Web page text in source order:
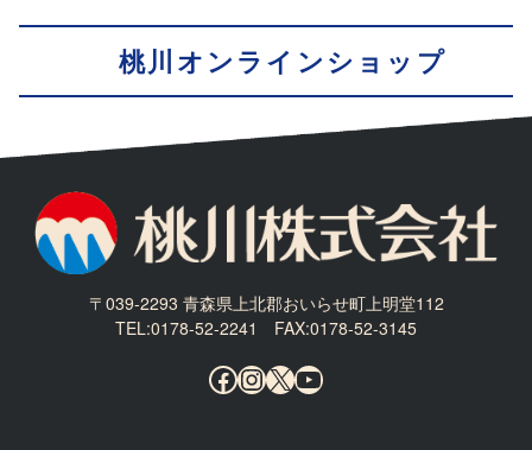
桃川オンラインショップ
〒039-2293 青森県上北郡おいらせ町上明堂112
TEL:0178-52-2241 FAX:0178-52-3145
Facebook
Instagram
X YouTube